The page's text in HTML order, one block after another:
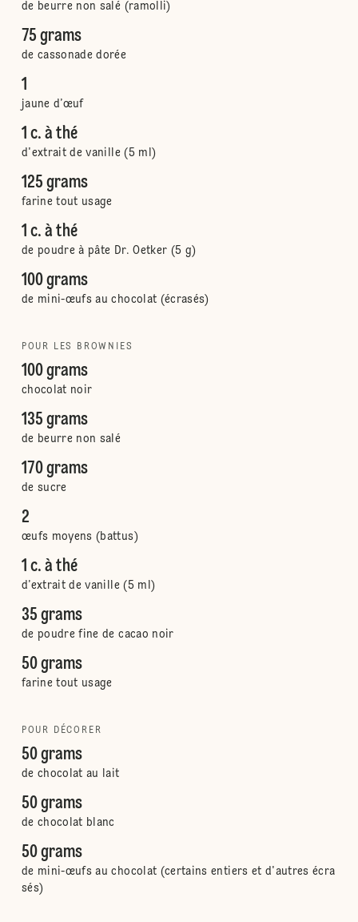
de beurre non salé (ramolli)
75 grams
de cassonade dorée
1
jaune d’œuf
1 c. à thé
d'extrait de vanille (5 ml)
125 grams
farine tout usage
1 c. à thé
de poudre à pâte Dr. Oetker (5 g)
100 grams
de mini-œufs au chocolat (écrasés)
POUR LES BROWNIES
100 grams
chocolat noir
135 grams
de beurre non salé
170 grams
de sucre
2
œufs moyens (battus)
1 c. à thé
d’extrait de vanille (5 ml)
35 grams
de poudre fine de cacao noir
50 grams
farine tout usage
POUR DÉCORER
50 grams
de chocolat au lait
50 grams
de chocolat blanc
50 grams
de mini-œufs au chocolat (certains entiers et d'autres écra
sés)